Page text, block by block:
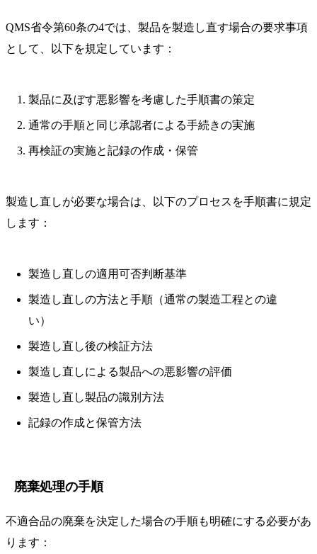
QMS省令第60条の4では、製品を製造し直す場合の要求事項
として、以下を規定しています：
製品に及ぼす悪影響を考慮した手順書の策定
通常の手順と同じ承認者による手続きの実施
再検証の実施と記録の作成・保管
製造し直しが必要な場合は、以下のプロセスを手順書に規定
します：
製造し直しの適用可否判断基準
製造し直しの方法と手順（通常の製造工程との違
い）
製造し直し後の検証方法
製造し直しによる製品への悪影響の評価
製造し直し製品の識別方法
記録の作成と保管方法
廃棄処理の手順
不適合品の廃棄を決定した場合の手順も明確にする必要があ
ります：